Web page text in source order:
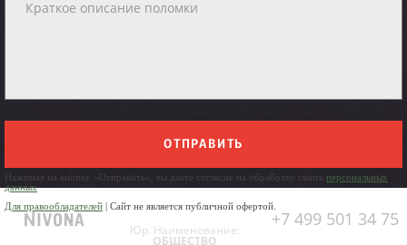
ОТПРАВИТЬ
Нажимая на кнопку «Отправить», вы даете согласие на обработку своих персональных
данных
Для правообладателей | Сайт не является публичной офертой.
+7 499 501 34 75
Юр. Наименование:
ОБЩЕСТВО